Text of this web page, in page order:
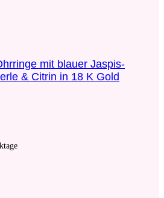
mit blauer Jaspis-
& Citrin in 18 K Gold